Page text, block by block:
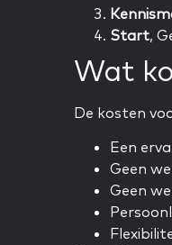
Start,
Wat
De kosten
Een
Geen
Geen